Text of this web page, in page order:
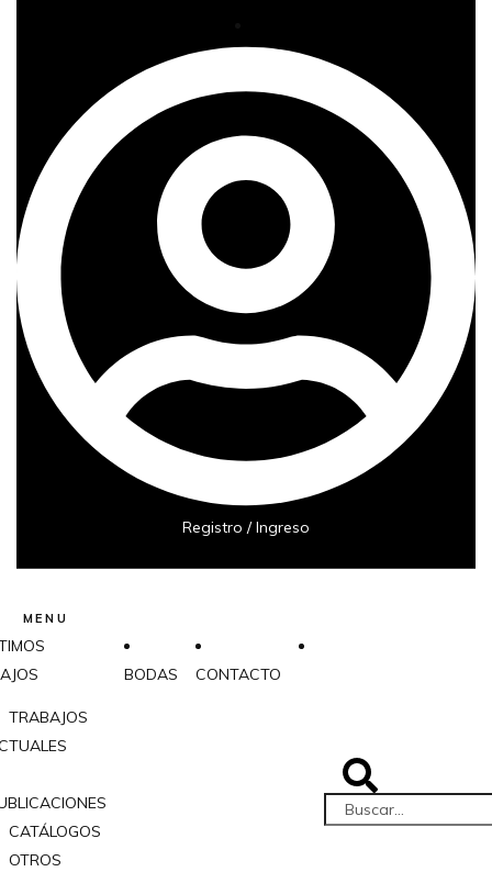
Registro / Ingreso
MENU
TRABAJOS
CATÁLOGOS
OTROS
BODAS CONTACTO